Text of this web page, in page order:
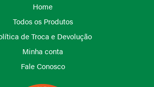
Home
Todos os Produtos
de Troca e Devolução
Minha conta
Fale Conosco